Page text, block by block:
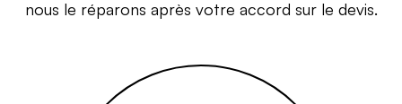
nous le réparons après votre accord sur le devis.